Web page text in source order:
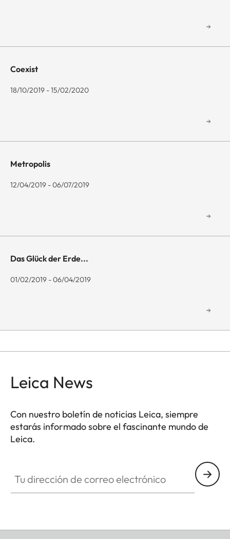
Coexist
18/10/2019 - 15/02/2020
Metropolis
12/04/2019 - 06/07/2019
Das Glück der Erde...
01/02/2019 - 06/04/2019
Leica News
Con nuestro boletín de noticias Leica, siempre
estarás informado sobre el fascinante mundo de
Leica.